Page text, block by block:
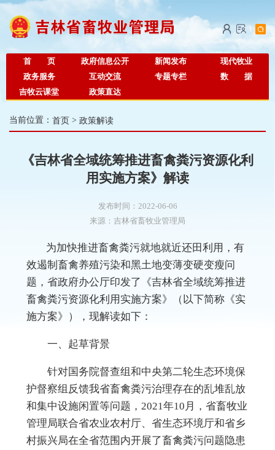
首 页 政府信息公开 新闻发布
现代牧业
政务服务
互动交流 专题专栏
数 据
吉牧云课堂
政策直达
当前位置： 首页 > 政策解读
《吉林省全域统筹推进畜禽粪污资源化利
用实施方案》解读
发布时间：2022-06-06
来源： 吉林省畜牧业管理局
为加快推进畜禽粪污就地就近还田利用，有
效遏制畜禽养殖污染和黑土地变薄变硬变瘦问
题，省政府办公厅印发了《吉林省全域统筹推进
畜禽粪污资源化利用实施方案》
（以下简称《实
施方案》） ，现解读如下：
一、起草背景
针对国务院督查组和中央第二轮生态环境保
护督察组反馈我省畜禽粪污治理存在的乱堆乱放
和集中设施闲置等问题 ， 2021年10月，省畜牧业
管理局联合省农业农村厅、省生态环境厅和省乡
村振兴局在全省范围内开展了畜禽粪污问题隐患